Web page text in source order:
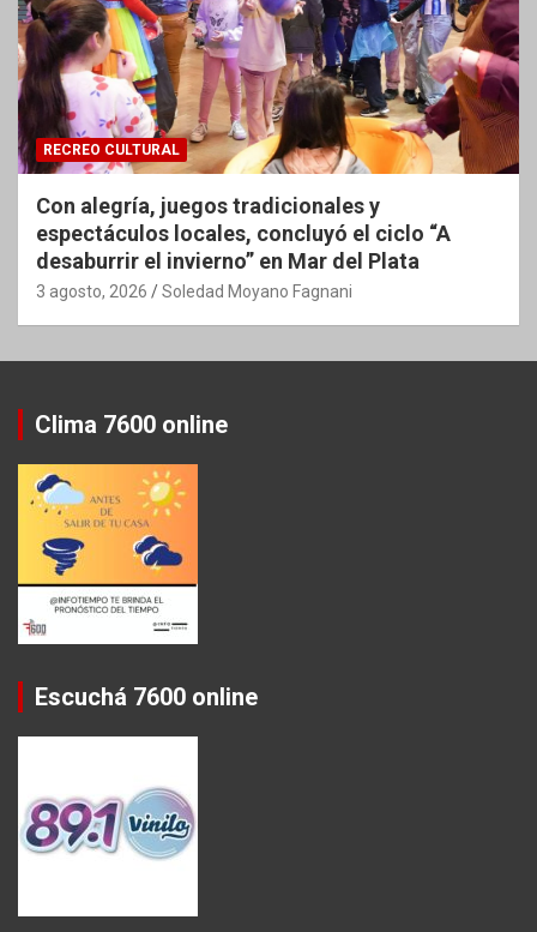
RECREO CULTURAL
Con alegría, juegos tradicionales y
espectáculos locales, concluyó el ciclo “A
desaburrir el invierno” en Mar del Plata
3 agosto, 2026 Soledad Moyano Fagnani
Clima 7600 online
Escuchá 7600 online